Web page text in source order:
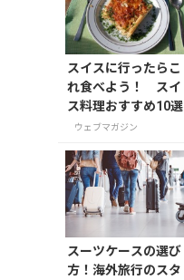
スイスに行ったらこ
れ食べよう！ スイ
ス料理おすすめ10選
ウェブマガジン
スーツケースの選び
方！海外旅行のスタ